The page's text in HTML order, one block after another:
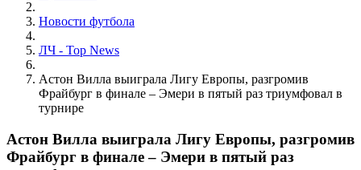
Новости футбола
ЛЧ - Top News
Астон Вилла выиграла Лигу Европы, разгромив
Фрайбург в финале – Эмери в пятый раз триумфовал в
турнире
Астон Вилла выиграла Лигу Европы, разгромив
Фрайбург в финале – Эмери в пятый раз